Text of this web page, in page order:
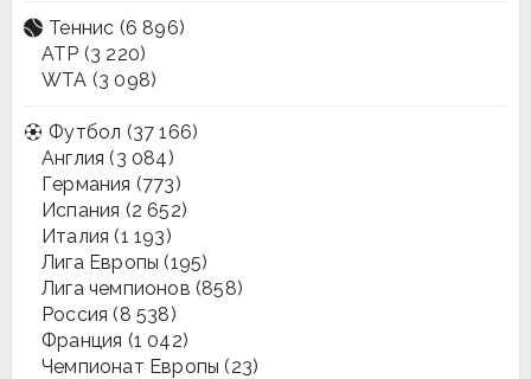
Теннис (6 896)
ATP (3 220)
WTA (3 098)
Футбол (37 166)
Англия (3 084)
Германия (773)
Испания (2 652)
Италия (1 193)
Лига Европы (195)
Лига чемпионов (858)
Россия (8 538)
Франция (1 042)
Чемпионат Европы (23)